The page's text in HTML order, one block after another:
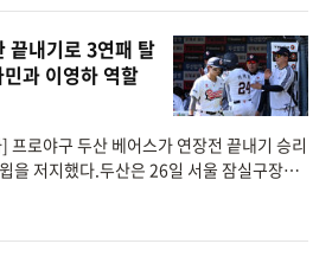
끝내기로 3연패 탈
과 이영하 역할
프로야구 두산 베어스가 연장전 끝내기 승리
을 저지했다.두산은 26일 서울 잠실구장에